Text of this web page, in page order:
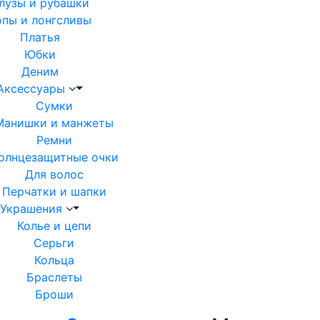
и лонгсливы
Платья
Юбки
Деним
Сумки
и манжеты
Ремни
очки
Для волос
Перчатки и шапки
Украшения
Колье и цепи
Серьги
Кольца
Браслеты
Броши